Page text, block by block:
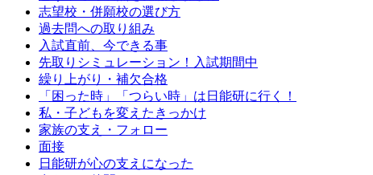
志望校・併願校の選び方
過去問への取り組み
入試直前、今できる事
先取りシミュレーション！入試期間中
繰り上がり・補欠合格
「困った時」「つらい時」は日能研に行く！
私・子どもを変えたきっかけ
家族の支え・フォロー
面接
日能研が心の支えになった